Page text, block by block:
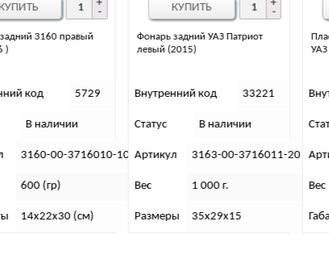
Фонарь задний УАЗ Патриот
левый (2015)
Внутренний код 33221
Статус В наличии
Артикул 3163-00-3716011-20
Вес
Размеры 35х29х15
КУПИТЬ
Плафон освещения багажника
УАЗ Патриот
Внутренний код 5103
Статус В наличии
Артикул 3163-00-
Вес
Габариты (см) В х Г х Ш
КУПИТЬ